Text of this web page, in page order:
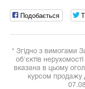
Подобається
* Згідно з вимогами
об'єктів
вказана в цьому
курсом продажу